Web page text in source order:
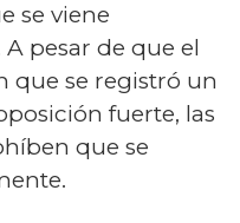
se viene
pesar de que el
que se registró un
fuerte, las
que se